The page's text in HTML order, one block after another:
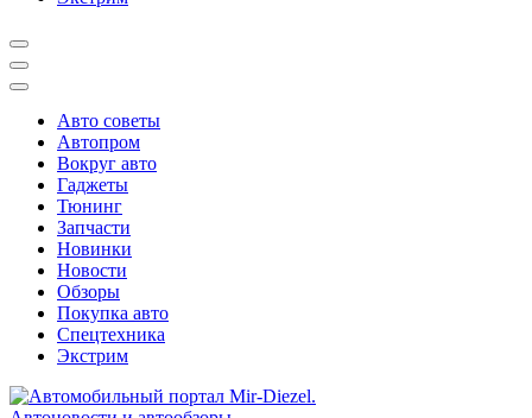
Авто советы
Автопром
Вокруг авто
Гаджеты
Тюнинг
Запчасти
Новинки
Новости
Обзоры
Покупка авто
Спецтехника
Экстрим